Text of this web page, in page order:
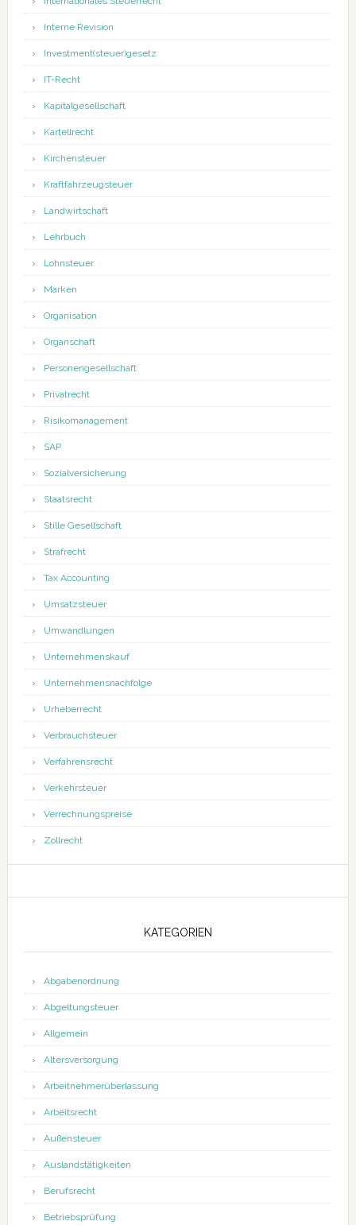
Interne Revision
Investment(steuer)gesetz
IT-Recht
Kapitalgesellschaft
Kartellrecht
Kirchensteuer
Kraftfahrzeugsteuer
Landwirtschaft
Lehrbuch
Lohnsteuer
Marken
Organisation
Organschaft
Personengesellschaft
Privatrecht
Risikomanagement
SAP
Sozialversicherung
Staatsrecht
Stille Gesellschaft
Strafrecht
Tax Accounting
Umsatzsteuer
Umwandlungen
Unternehmenskauf
Unternehmensnachfolge
Urheberrecht
Verbrauchsteuer
Verfahrensrecht
Verkehrsteuer
Verrechnungspreise
Zollrecht
KATEGORIEN
Abgabenordnung
Abgeltungsteuer
Allgemein
Altersversorgung
Arbeitnehmerüberlassung
Arbeitsrecht
Außensteuer
Auslandstätigkeiten
Berufsrecht
Betriebsprüfung